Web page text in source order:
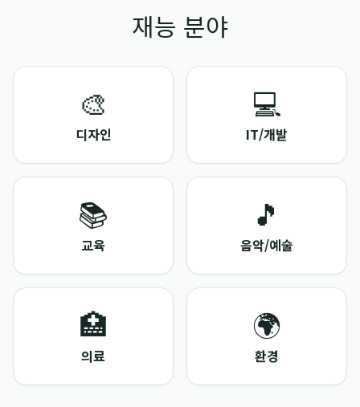
재능 분야
🎨
디자인
💻
IT/개발
📚
교육
🎵
음악/예술
🏥
의료
🌍
환경